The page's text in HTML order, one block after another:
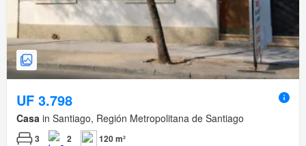
UF 3.798
Casa in Santiago, Región Metropolitana de Santiago
3 2 120 m²